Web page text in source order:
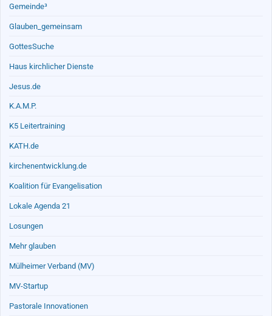
Gemeinde³
Glauben_gemeinsam
GottesSuche
Haus kirchlicher Dienste
Jesus.de
K.A.M.P.
K5 Leitertraining
KATH.de
kirchenentwicklung.de
Koalition für Evangelisation
Lokale Agenda 21
Losungen
Mehr glauben
Mülheimer Verband (MV)
MV-Startup
Pastorale Innovationen